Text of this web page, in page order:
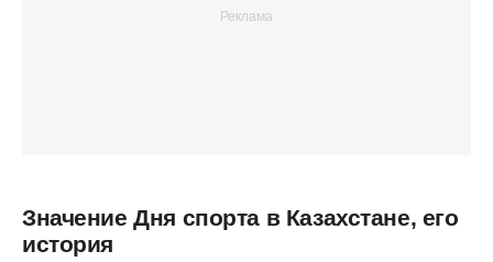
Значение Дня спорта в Казахстане, его
история